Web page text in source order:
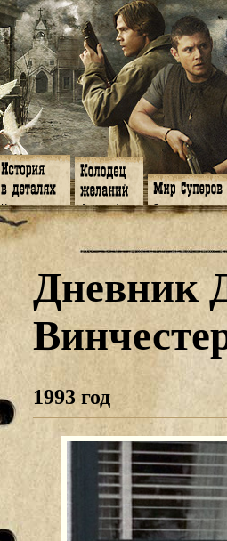
Книги
Галереи
Музыка
Видео
Субтитры
Заметки
Мысли
Откровение
Истоки
Арт-кафе
Игромания
Фанфики
Фанарт
Анекдоты
Передоз
Страшилки
Знакомство
Обитатели
Семейное
Дневник
СИЗО
Суперы от и
Дневник Джо
Дневник
1993 год